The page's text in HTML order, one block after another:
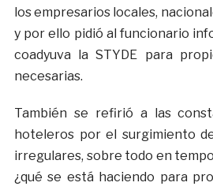
los empresarios locales,
y por ello pidió al funcionario
coadyuva la STYDE para
necesarias.
También se refirió a las
hoteleros por el surgimiento
irregulares, sobre todo en
¿qué se está haciendo para